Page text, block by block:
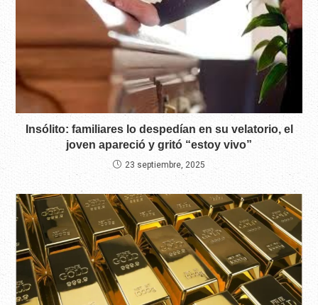
Insólito: familiares lo despedían en su velatorio, el
joven apareció y gritó “estoy vivo”
23 septiembre, 2025